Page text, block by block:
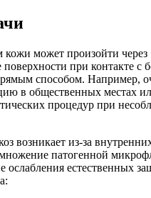
кожи может произойти через
при контакте с
способом. Например,
в общественных местах
процедур при
возникает из-за
патогенной
ослабления естественных